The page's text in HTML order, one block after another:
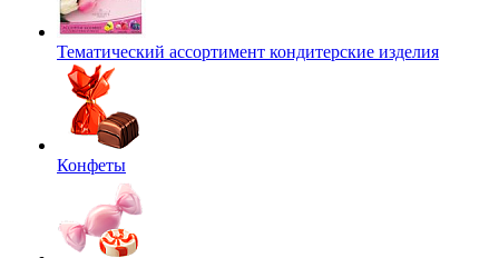
Тематический ассортимент кондитерские изделия
Конфеты